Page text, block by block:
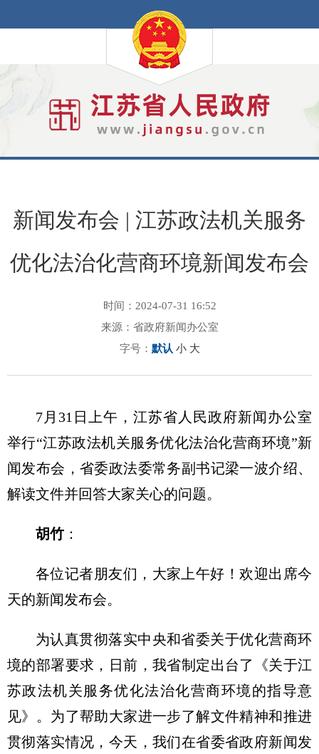
新闻发布会 | 江苏政法机关服务
优化法治化营商环境新闻发布会
时间：2024-07-31 16:52
来源：省政府新闻办公室
字号： 默认 小 大
7月31日上午，江苏省人民政府新闻办公室
举行“江苏政法机关服务优化法治化营商环境”新
闻发布会，省委政法委常务副书记梁一波介绍、
解读文件并回答大家关心的问题。
胡竹 ：
各位记者朋友们，大家上午好！欢迎出席今
天的新闻发布会。
为认真贯彻落实中央和省委关于优化营商环
境的部署要求，日前，我省制定出台了《关于江
苏政法机关服务优化法治化营商环境的指导意
见》。为了帮助大家进一步了解文件精神和推进
贯彻落实情况，今天，我们在省委省政府新闻发